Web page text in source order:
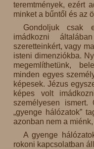
teremtmények, ezért
minket a bűntől és az
Gondoljuk csak
imádkozni
szeretteinkért, vagy
isteni dimenziókba.
megemlíthetünk,
minden egyes
képesek. Jézus
képes volt
személyesen
„gyenge hálózatok”
azonban nem a
A gyenge
rokoni kapcsolatban